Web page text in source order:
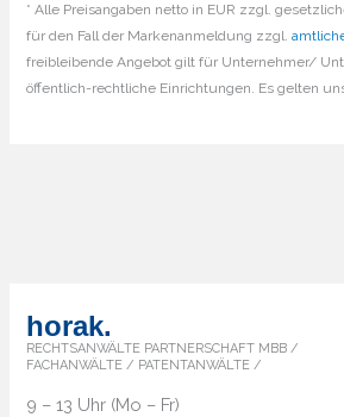
* Alle Preisangaben netto in EUR zzgl.
für den Fall der Markenanmeldung zzgl.
freibleibende Angebot gilt für Unternehmer/
öffentlich-rechtliche Einrichtungen. Es gelten
horak.
RECHTSANWÄLTE PARTNERSCHAFT MBB /
FACHANWÄLTE / PATENTANWÄLTE /
9 – 13 Uhr (Mo – Fr)